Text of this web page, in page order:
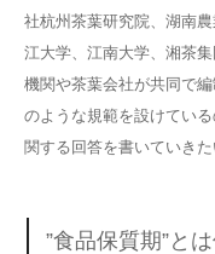
社杭州茶葉研究院、湖南
江大学、江南大学、湘茶
機関や茶葉会社が共同で
のような規範を設けてい
関する回答を書いていきた
”食品保質期”と